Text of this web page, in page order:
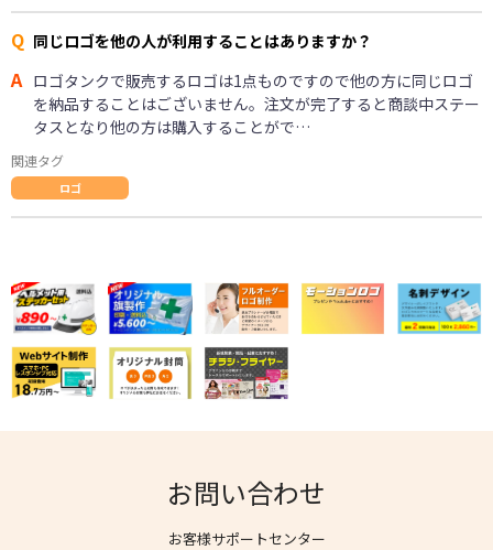
Q 同じロゴを他の人が利用することはありますか？
A ロゴタンクで販売するロゴは1点ものですので他の方に同じロゴ
を納品することはございません。注文が完了すると商談中ステー
タスとなり他の方は購入することがで…
関連タグ
ロゴ
お問い合わせ
お客様サポートセンター